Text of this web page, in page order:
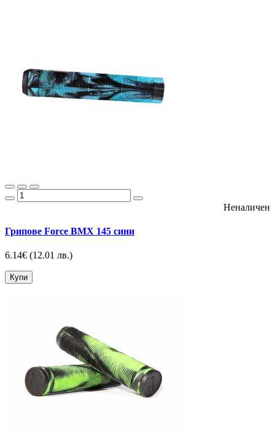
Неналичен
Грипове Force BMX 145 сини
6.14€ (12.01 лв.)
Купи